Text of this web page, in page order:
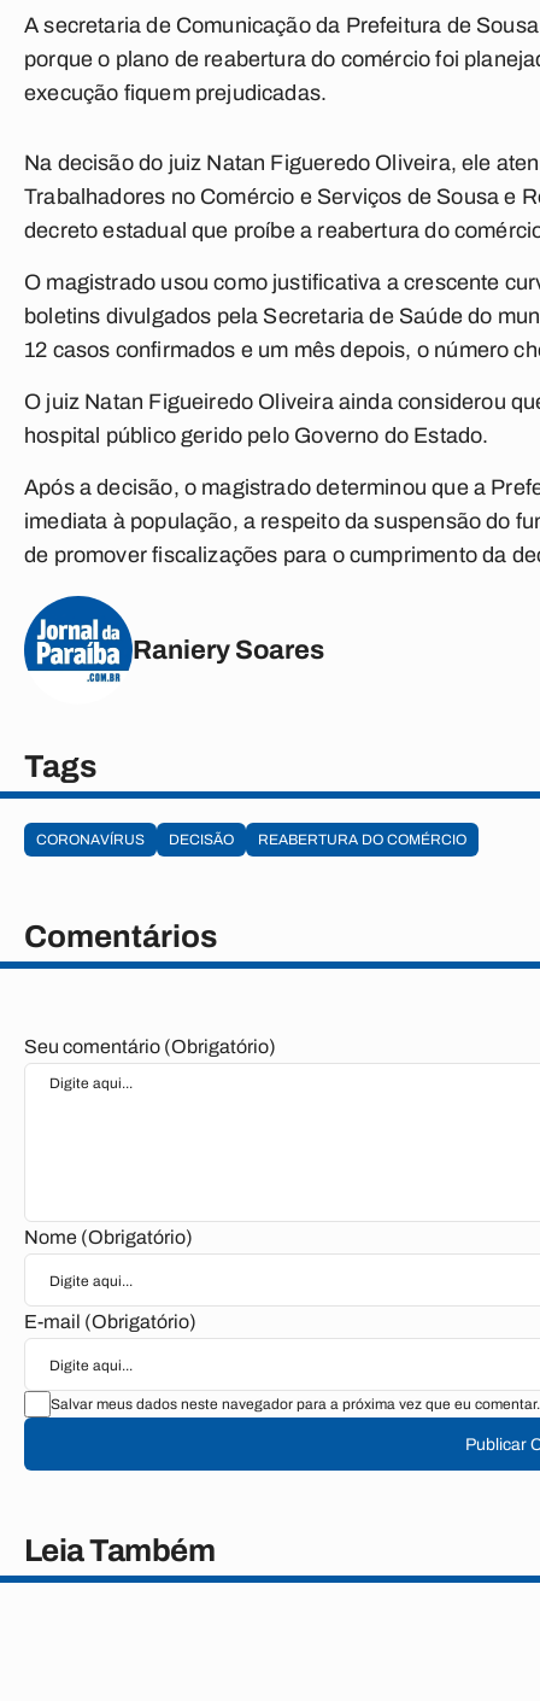
A secretaria de Comunicação da Prefeitura de
porque o plano de reabertura do comércio foi
execução fiquem prejudicadas.
Na decisão do juiz Natan Figueredo Oliveira, ele
Trabalhadores no Comércio e Serviços de Sousa e
decreto estadual que proíbe a reabertura do
O magistrado usou como justificativa a crescente
boletins divulgados pela Secretaria de Saúde do
12 casos confirmados e um mês depois, o número
O juiz Natan Figueiredo Oliveira ainda considerou
hospital público gerido pelo Governo do Estado.
Após a decisão, o magistrado determinou que a
imediata à população, a respeito da suspensão do
de promover fiscalizações para o cumprimento da
Raniery Soares
Tags
CORONAVÍRUS DECISÃO REABERTURA DO COMÉRCIO
Comentários
Seu comentário (Obrigatório)
Nome (Obrigatório)
E-mail (Obrigatório)
Salvar meus dados neste navegador para a próxima vez que eu comentar.
Publicar
Leia Também